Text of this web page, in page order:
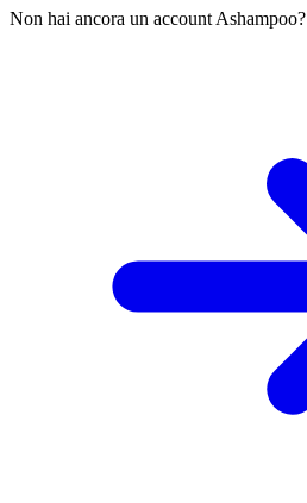
Non hai ancora un account Ashampoo?